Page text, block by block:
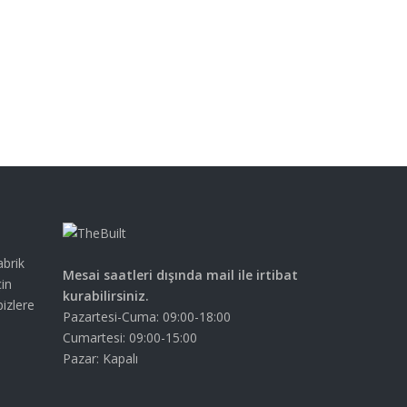
Mesai saatleri dışında mail ile irtibat
kurabilirsiniz.
Pazartesi-Cuma: 09:00-18:00
Cumartesi: 09:00-15:00
Pazar: Kapalı